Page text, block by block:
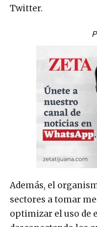
Twitter.
Además, el
sectores a tomar
optimizar el uso de